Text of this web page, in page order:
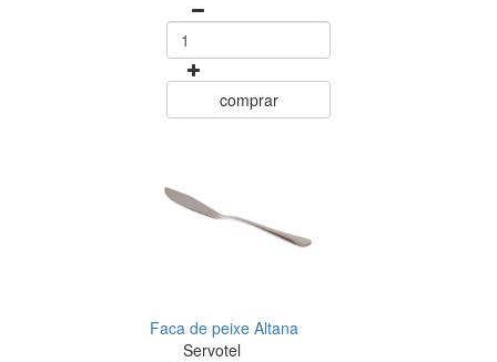
comprar
Faca de peixe Altana
Servotel